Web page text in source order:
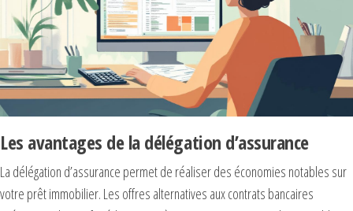
Les avantages de la délégation d’assurance
La délégation d’assurance permet de réaliser des économies notables sur
votre prêt immobilier. Les offres alternatives aux contrats bancaires